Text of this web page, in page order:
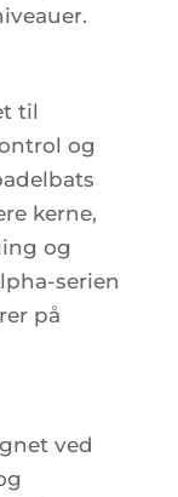
til
og
kerne,
og
serien
på
ved